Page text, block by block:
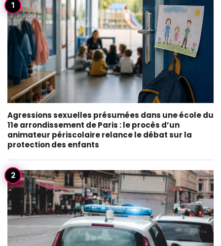
Agressions sexuelles présumées dans une école du
11e arrondissement de Paris : le procès d’un
animateur périscolaire relance le débat sur la
protection des enfants